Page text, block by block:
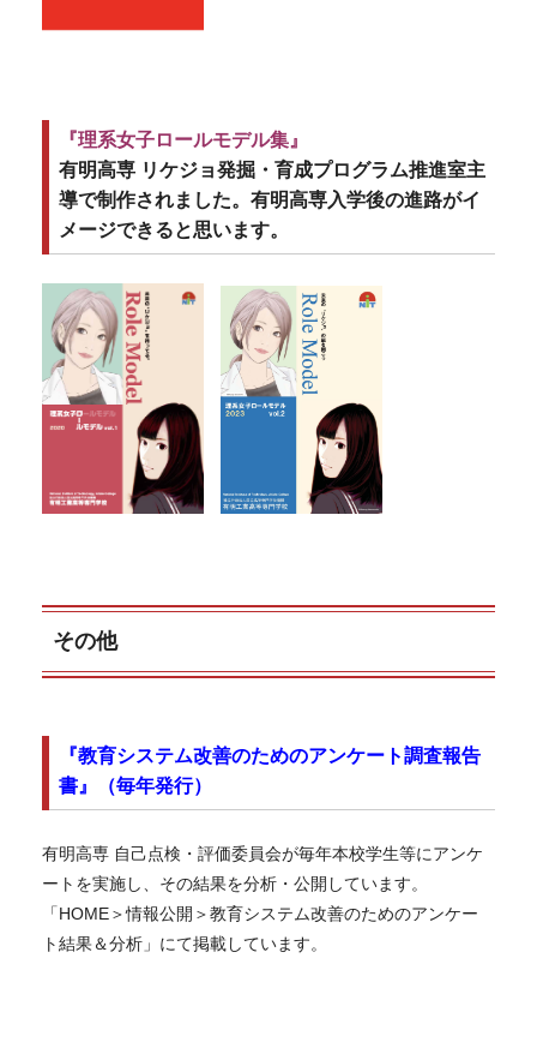
『理系女子ロールモデル集 』
有明高専 リケジョ発掘・育成プログラム推進室主
導で制作されました。有明高専入学後の進路がイ
メージできると思います。
その他
『教育システム改善のためのアンケート調査報告
書 』（毎年発行）
有明高専 自己点検・評価委員会が毎年本校学生等にアンケ
ートを実施し、その結果を分析・公開しています。
「HOME＞情報公開 ＞教育システム改善のためのアンケー
ト結果＆分析 」にて掲載しています。